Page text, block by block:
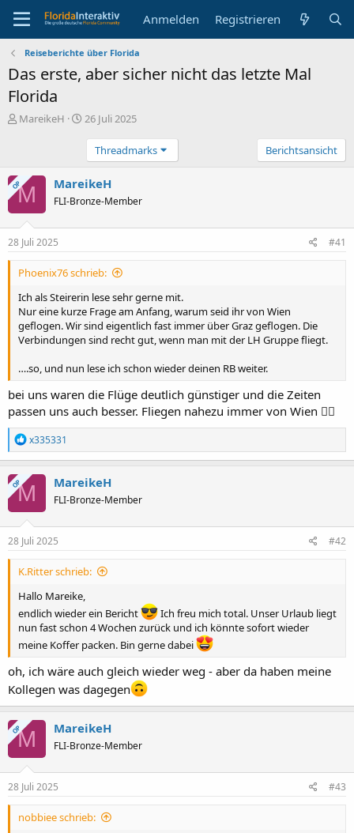
Anmelden Registrieren
Reiseberichte über Florida
Das erste, aber sicher nicht das letzte Mal
Florida
E
l
l
e
r
MareikeH
E
t
l
l
a
26 Juli 2025
Threadmarks Berichtsansicht
OPM MareikeH
FLI-Bronze-Member
28 Juli 2025 #41
Phoenix76 schrieb:
Ich als Steirerin lese sehr gerne mit.
Nur eine kurze Frage am Anfang, warum seid ihr von Wien
geflogen. Wir sind eigentlich fast immer über Graz geflogen. Die
Verbindungen sind recht gut, wenn man mit der LH Gruppe fliegt.
….so, und nun lese ich schon wieder deinen RB weiter.
bei uns waren die Flüge deutlich günstiger und die Zeiten
passen uns auch besser. Fliegen nahezu immer von Wien 🤷‍♀️
R
e
a
k
t
i
o
n
e
x335331
OPM MareikeH
FLI-Bronze-Member
28 Juli 2025 #42
K.Ritter schrieb:
Hallo Mareike,
endlich wieder ein Bericht
Ich freu mich total. Unser Urlaub liegt
nun fast schon 4 Wochen zurück und ich könnte sofort wieder
meine Koffer packen. Bin gerne dabei
oh, ich wäre auch gleich wieder weg - aber da haben meine
Kollegen was dagegen
OPM MareikeH
FLI-Bronze-Member
28 Juli 2025 #43
nobbiee schrieb: